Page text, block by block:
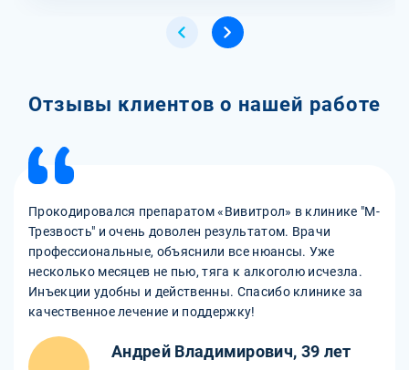
Отзывы клиентов о нашей работе
Прокодировался препаратом «Вивитрол» в клинике "М-
Трезвость" и очень доволен результатом. Врачи
профессиональные, объяснили все нюансы. Уже
несколько месяцев не пью, тяга к алкоголю исчезла.
Инъекции удобны и действенны. Спасибо клинике за
качественное лечение и поддержку!
Андрей Владимирович, 39 лет